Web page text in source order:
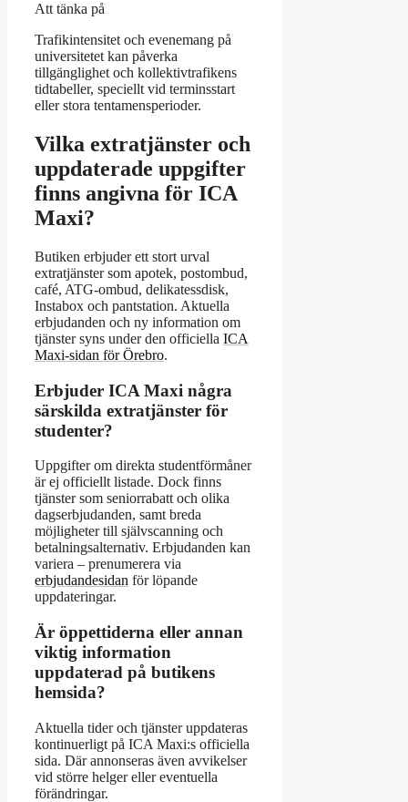
Att tänka på
Trafikintensitet och evenemang på
universitetet kan påverka
tillgänglighet och kollektivtrafikens
tidtabeller, speciellt vid terminsstart
eller stora tentamensperioder.
Vilka extratjänster och
uppdaterade uppgifter
finns angivna för ICA
Maxi?
Butiken erbjuder ett stort urval
extratjänster som apotek, postombud,
café, ATG-ombud, delikatessdisk,
Instabox och pantstation. Aktuella
erbjudanden och ny information om
tjänster syns under den officiella ICA
Maxi-sidan för Örebro.
Erbjuder ICA Maxi några
särskilda extratjänster för
studenter?
Uppgifter om direkta studentförmåner
är ej officiellt listade. Dock finns
tjänster som seniorrabatt och olika
dagserbjudanden, samt breda
möjligheter till självscanning och
betalningsalternativ. Erbjudanden kan
variera – prenumerera via
erbjudandesidan för löpande
uppdateringar.
Är öppettiderna eller annan
viktig information
uppdaterad på butikens
hemsida?
Aktuella tider och tjänster uppdateras
kontinuerligt på ICA Maxi:s officiella
sida. Där annonseras även avvikelser
vid större helger eller eventuella
förändringar.